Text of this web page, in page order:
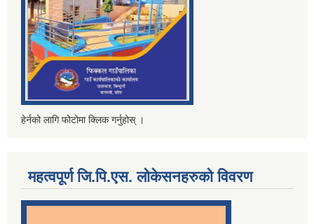
हेर्नको लागि फोटोमा क्लिक गर्नुहोस् ।
महत्वपूर्ण जि.पि.एस. लोकेसनहरुको विवरण